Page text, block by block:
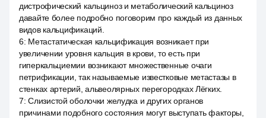
дистрофический кальциноз и метаболический кальциноз
давайте более подробно поговорим про каждый из данных
видов кальцификаций.
6: Метастатическая кальцификация возникает при
увеличении уровня кальция в крови, то есть при
гиперкальциемии возникают множественные очаги
петрификации, так называемые известковые метастазы в
стенках артерий, альвеолярных перегородках Лёгких.
7:Слизистой оболочки желудка и других органов
причинами подобного состояния могут выступать факторы,